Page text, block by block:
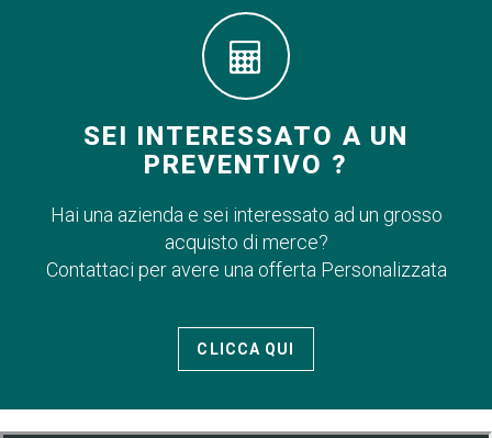
SEI INTERESSATO A UN
PREVENTIVO ?
Hai una azienda e sei interessato ad un grosso
acquisto di merce?
Contattaci per avere una offerta Personalizzata
CLICCA QUI